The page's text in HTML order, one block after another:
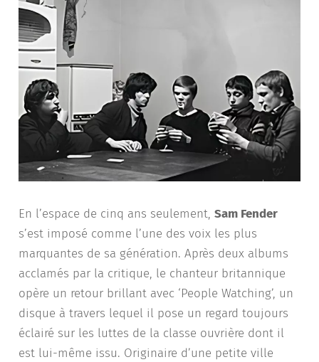
En l’espace de cinq ans seulement, Sam Fender
s’est imposé comme l’une des voix les plus
marquantes de sa génération. Après deux albums
acclamés par la critique, le chanteur britannique
opère un retour brillant avec ‘People Watching’, un
disque à travers lequel il pose un regard toujours
éclairé sur les luttes de la classe ouvrière dont il
est lui-même issu. Originaire d’une petite ville